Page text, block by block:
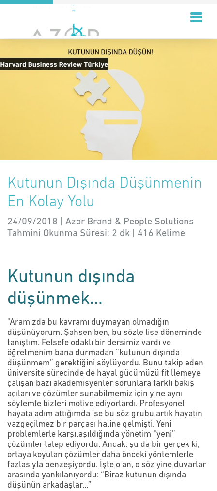
Kutunun Dışında Düşünmenin
En Kolay Yolu
24/09/2018 | Azor Brand & People Solutions
Tahmini Okunma Süresi: 2 dk 416 Kelime
Kutunun dışında
düşünmek…
"Aramızda bu kavramı duymayan olmadığını
düşünüyorum. Şahsen ben, bu sözle lise döneminde
tanıştım. Felsefe odaklı bir dersimiz vardı ve
öğretmenim bana durmadan “kutunun dışında
düşünmem” gerektiğini söylüyordu. Bunu takip eden
üniversite sürecinde de hayal gücümüzü fitillemeye
çalışan bazı akademisyenler sorunlara farklı bakış
açıları ve çözümler sunabilmemiz için yine aynı
söylemle bizleri motive ediyorlardı. Profesyonel
hayata adım attığımda ise bu söz grubu artık hayatın
vazgeçilmez bir parçası haline gelmişti. Yeni
problemlerle karşılaşıldığında yönetim “yeni”
çözümler talep ediyordu. Ancak, şu da bir gerçek ki,
ortaya koyulan çözümler daha önceki yöntemlerle
fazlasıyla benzeşiyordu. İşte o an, o söz yine duvarlar
arasında yankılanıyordu: “Biraz kutunun dışında
düşünün arkadaşlar…”